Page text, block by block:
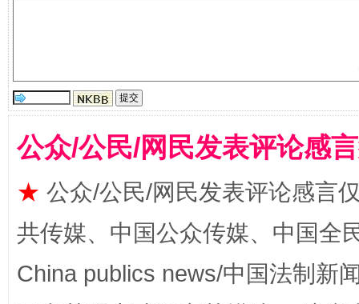
漫山遍野的桃花与雪山、麦地、白藏房 除
公众/公民/网民发表评论感
★ 公众/公民/网民发表评论感言
共传媒、中国公众传媒、中国全
China publics news/中国法制新